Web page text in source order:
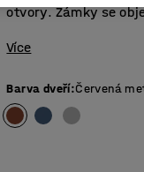
otvory. Zámky se
Více
Barva dveří:Červená